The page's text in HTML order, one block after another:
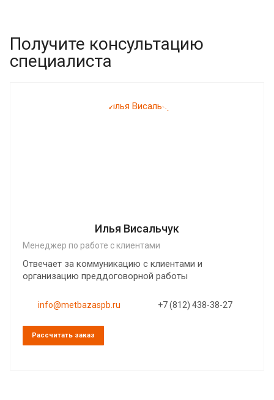
Получите консультацию
специалиста
Илья Висальчук
Менеджер по работе с клиентами
Отвечает за коммуникацию с клиентами и
организацию преддоговорной работы
info@metbazaspb.ru +7 (812) 438-38-27
Рассчитать заказ